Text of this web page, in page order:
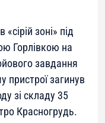
зоні» під
Горлівкою на
завдання
пристрої загинув
зі складу 35
Красногрудь.